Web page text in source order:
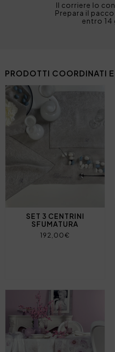
Il corriere lo
Prepara il
entro 14
PRODOTTI COORDINATI
SET 3 CENTRINI
SFUMATURA
192,00€